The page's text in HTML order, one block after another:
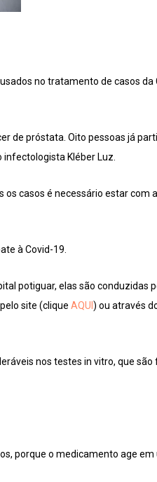
no tratamento de casos da
de próstata. Oito pessoas já
Kléber Luz.
casos é necessário estar com
à Covid-19.
potiguar, elas são conduzidas
site (clique AQUI ) ou através
nos testes in vitro, que são
porque o medicamento age